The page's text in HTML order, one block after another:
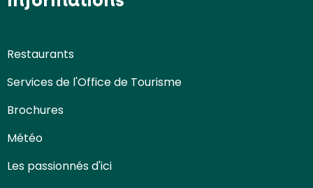
Restaurants
Services de l'Office de Tourisme
Brochures
Météo
Les passionnés d'ici